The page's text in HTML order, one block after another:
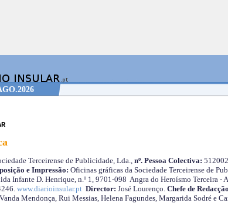
Terceirense de Publicidade, Lda.,nº. Pessoa Colectiva:
e Impressão: Oficinas gráficas da Sociedade Terceirense de
Infante D. Henrique, n.º 1, 9701-098 Angra do Heroísmo Terceira -
www.diarioinsular.pt Director: José Lourenço. Chefe de
Mendonça, Rui Messias, Helena Fagundes, Margarida Sodré e